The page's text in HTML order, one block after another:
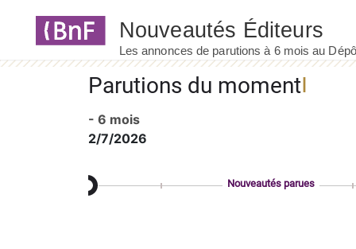
Parutions du moment
- 6 mois
2/7/2026
Nouveautés parues